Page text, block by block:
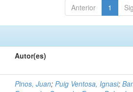
Anterior 1
Autor(es)
Pinos, Juan;Puig Ventosa, Ignasi;